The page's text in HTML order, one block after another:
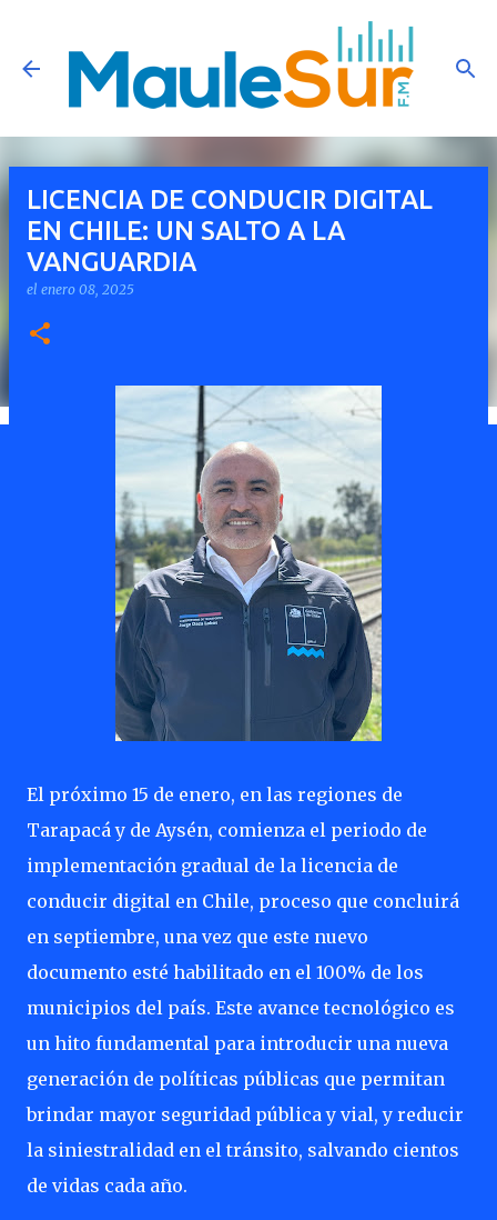
Ir al contenido principal
LICENCIA DE CONDUCIR DIGITAL
EN CHILE: UN SALTO A LA
VANGUARDIA
el enero 08, 2025
El próximo 15 de enero, en las regiones de
Tarapacá y de Aysén, comienza el periodo de
implementación gradual de la licencia de
conducir digital en Chile, proceso que concluirá
en septiembre, una vez que este nuevo
documento esté habilitado en el 100% de los
municipios del país. Este avance tecnológico es
un hito fundamental para introducir una nueva
generación de políticas públicas que permitan
brindar mayor seguridad pública y vial, y reducir
la siniestralidad en el tránsito, salvando cientos
de vidas cada año.